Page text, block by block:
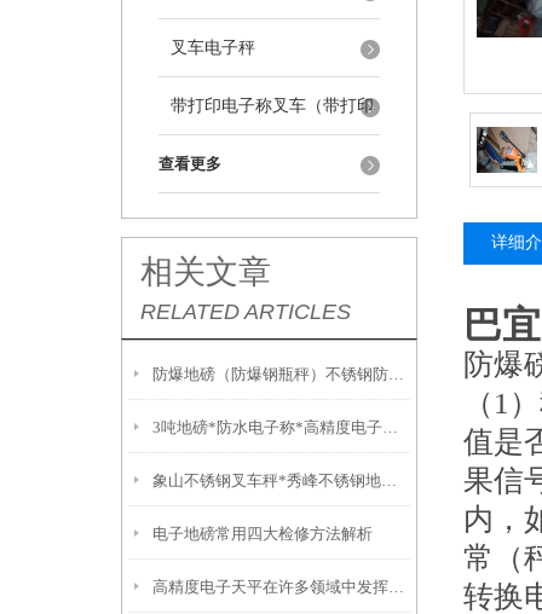
叉车电子秤
带打印电子称叉车（带打印
叉车秤）
查看更多
相关文章
RELATED ARTICLES
防爆地磅（防爆钢瓶秤）不锈钢防爆叉车秤维修
3吨地磅*防水电子称*高精度电子称*不锈钢叉车秤
象山不锈钢叉车秤*秀峰不锈钢地磅*佛冈60T吊秤*阳山3吨吊秤
电子地磅常用四大检修方法解析
高精度电子天平在许多领域中发挥着重要作用
详细
巴
防爆
（1
值是
果信
内，
常（
转换